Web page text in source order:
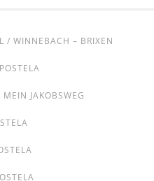
/ WINNEBACH – BRIXEN
MEIN JAKOBSWEG